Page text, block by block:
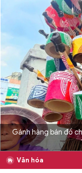
Gánh hàng bán đồ
Văn hóa